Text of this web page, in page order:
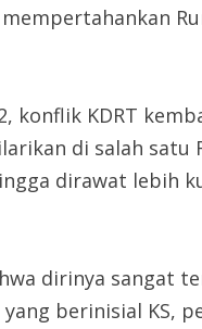
konflik KDRT
di salah satu
dirawat lebih
dirinya sangat
berinisial KS,